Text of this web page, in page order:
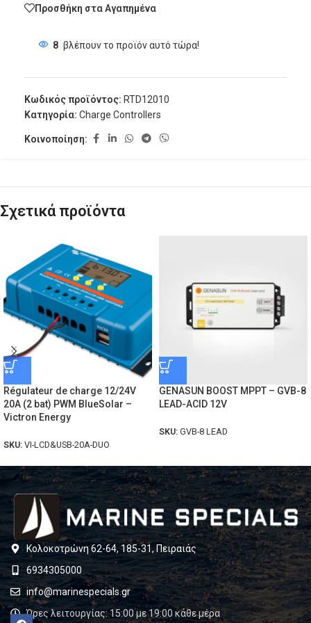
Προσθήκη στα Αγαπημένα
8 βλέπουν το προϊόν αυτό τώρα!
Κωδικός προϊόντος: RTD12010
Κατηγορία: Charge Controllers
Κοινοποίηση:
Σχετικά προϊόντα
Régulateur de charge 12/24V
20A (2 bat) PWM BlueSolar –
Victron Energy
SKU: VI-LCD&USB-20A-DUO
GENASUN BOOST MPPT – GVB-8
LEAD-ACID 12V
SKU: GVB-8 LEAD
Κολοκοτρώνη 62-64, 185-31, Πειραιάς
6934305000
info@marinespecials.gr
Ώρες λειτουργίας: 15:00 με 19:00 κάθε μέρα